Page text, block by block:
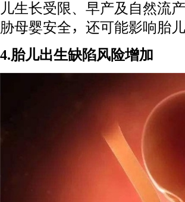
儿生长受限、早产及自然流
胁母婴安全，还可能影响胎
4.胎儿出生缺陷风险增加